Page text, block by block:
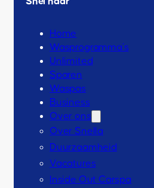
Home
Wasprogramma’s
Unlimited
Sparen
Waspas
Business
Over ons
Over Snella
Duurzaamheid
Vacatures
Inside Out Carspa